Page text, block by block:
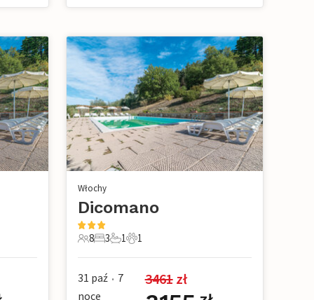
Włochy
Dicomano
8 Goście
8
3 Sypialnie
3
1 Łazienka
1
1 Zwierzę domowe
1
31 paź • 7
noce
3461 zł